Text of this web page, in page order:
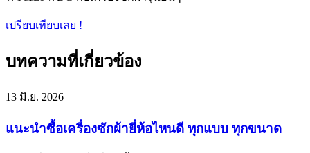
เปรียบเทียบเลย !
บทความที่เกี่ยวข้อง
13 มิ.ย. 2026
แนะนำซื้อเครื่องซักผ้ายี่ห้อไหนดี ทุกแบบ ทุกขนาด